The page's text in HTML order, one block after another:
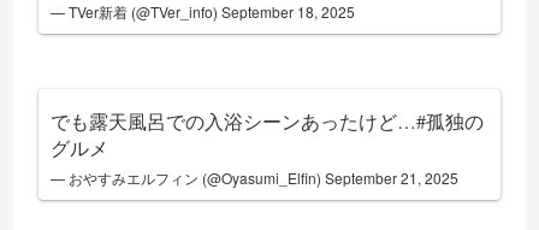
— TVer新着 (@TVer_info)September 18, 2025
でも露天風呂での入浴シーンあったけど…#孤独の
グルメ
— おやすみエルフィン (@Oyasumi_Elfin)September 21, 2025